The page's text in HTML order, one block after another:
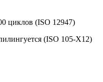
циклов (ISO 12947)
(ISO 105-X12)